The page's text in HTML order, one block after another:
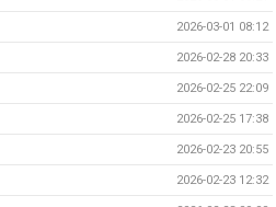
2026-03-01 08:12
2026-02-28 20:33
2026-02-25 22:09
2026-02-25 17:38
2026-02-23 20:55
2026-02-23 12:32